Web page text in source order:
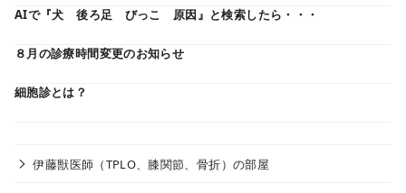
AIで『犬 後ろ足 びっこ 原因』と検索したら・・・
８月の診療時間変更のお知らせ
細胞診とは？
伊藤獣医師（TPLO、膝関節、骨折）の部屋